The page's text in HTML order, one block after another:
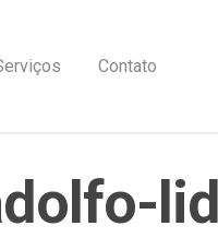
Contato